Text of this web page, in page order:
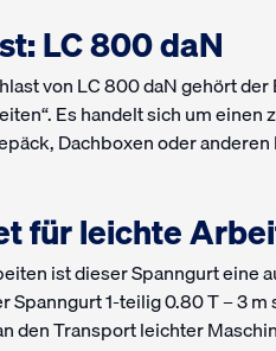
LC 800 daN
von LC 800 daN gehört
Es handelt sich um
Dachboxen oder
für leichte
ist dieser Spanngurt eine
Spanngurt 1-teilig 0.80 T – 3
den Transport leichter